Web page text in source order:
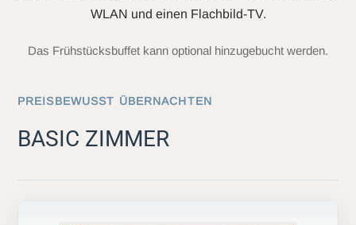
WLAN und einen Flachbild-TV.
Das Frühstücksbuffet kann optional hinzugebucht werden.
PREISBEWUSST ÜBERNACHTEN
BASIC ZIMMER